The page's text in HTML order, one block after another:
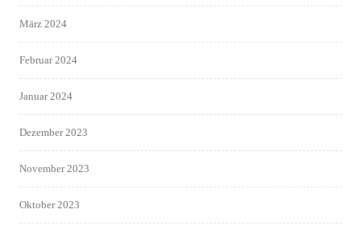
März 2024
Februar 2024
Januar 2024
Dezember 2023
November 2023
Oktober 2023